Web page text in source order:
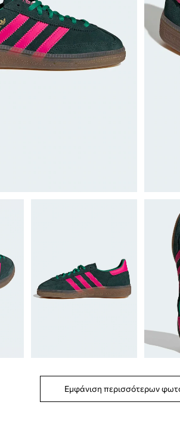
Εμφάνιση περισσότερων